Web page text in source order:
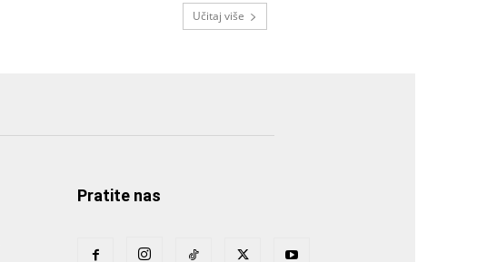
Učitaj više
Pratite nas